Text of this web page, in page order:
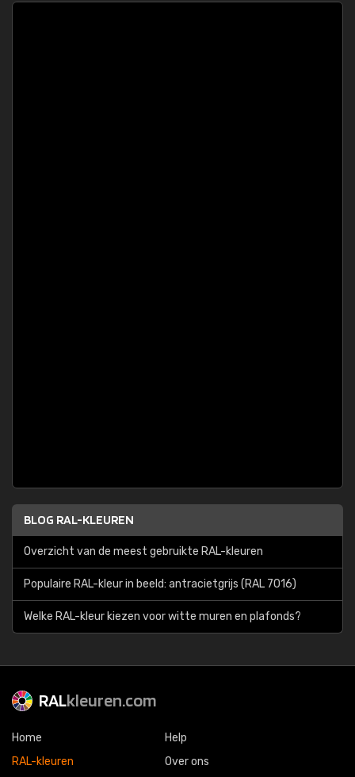
BLOG RAL-KLEUREN
Overzicht van de meest gebruikte RAL-kleuren
Populaire RAL-kleur in beeld: antracietgrijs (RAL 7016)
Welke RAL-kleur kiezen voor witte muren en plafonds?
RALkleuren.com
Home
RAL-kleuren
Help
Over ons